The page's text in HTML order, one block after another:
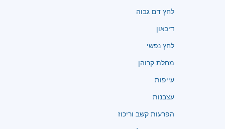
לחץ דם גבוה
דיכאון
לחץ נפשי
מחלת קרוהן
עייפות
עצבנות
הפרעות קשב וריכוז